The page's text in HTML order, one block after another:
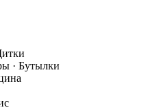
· Бутылки